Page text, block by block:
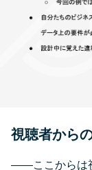
視聴者から
――ここからは